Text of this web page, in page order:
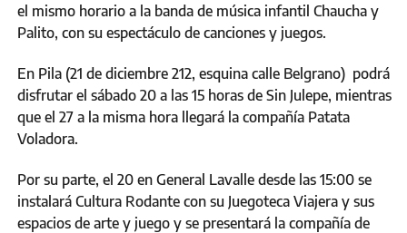
el mismo horario a la banda de música infantil Chaucha y
Palito, con su espectáculo de canciones y juegos.
En Pila (21 de diciembre 212, esquina calle Belgrano) podrá
disfrutar el sábado 20 a las 15 horas de Sin Julepe, mientras
que el 27 a la misma hora llegará la compañía Patata
Voladora.
Por su parte, el 20 en General Lavalle desde las 15:00 se
instalará Cultura Rodante con su Juegoteca Viajera y sus
espacios de arte y juego y se presentará la compañía de